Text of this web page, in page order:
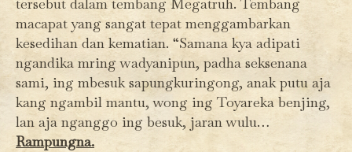
tersebut dalam tembang Megatruh. Tembang
macapat yang sangat tepat menggambarkan
kesedihan dan kematian. “Samana kya adipati
ngandika mring wadyanipun, padha seksenana
sami, ing mbesuk sapungkuringong, anak putu aja
kang ngambil mantu, wong ing Toyareka benjing,
lan aja nganggo ing besuk, jaran wulu…
Rampungna.